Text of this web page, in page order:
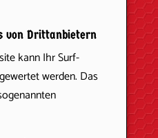
von Dritt­anbietern
kann Ihr Surf-
werden. Das